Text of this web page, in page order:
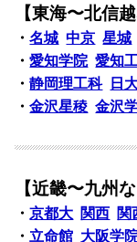
【東海〜北信越
・名城 中京 星城
・愛知学院 愛知
・静岡理工科 日
・金沢星稜 金沢
【近畿〜九州な
・京都大 関西 関
・ 立命館 大阪学